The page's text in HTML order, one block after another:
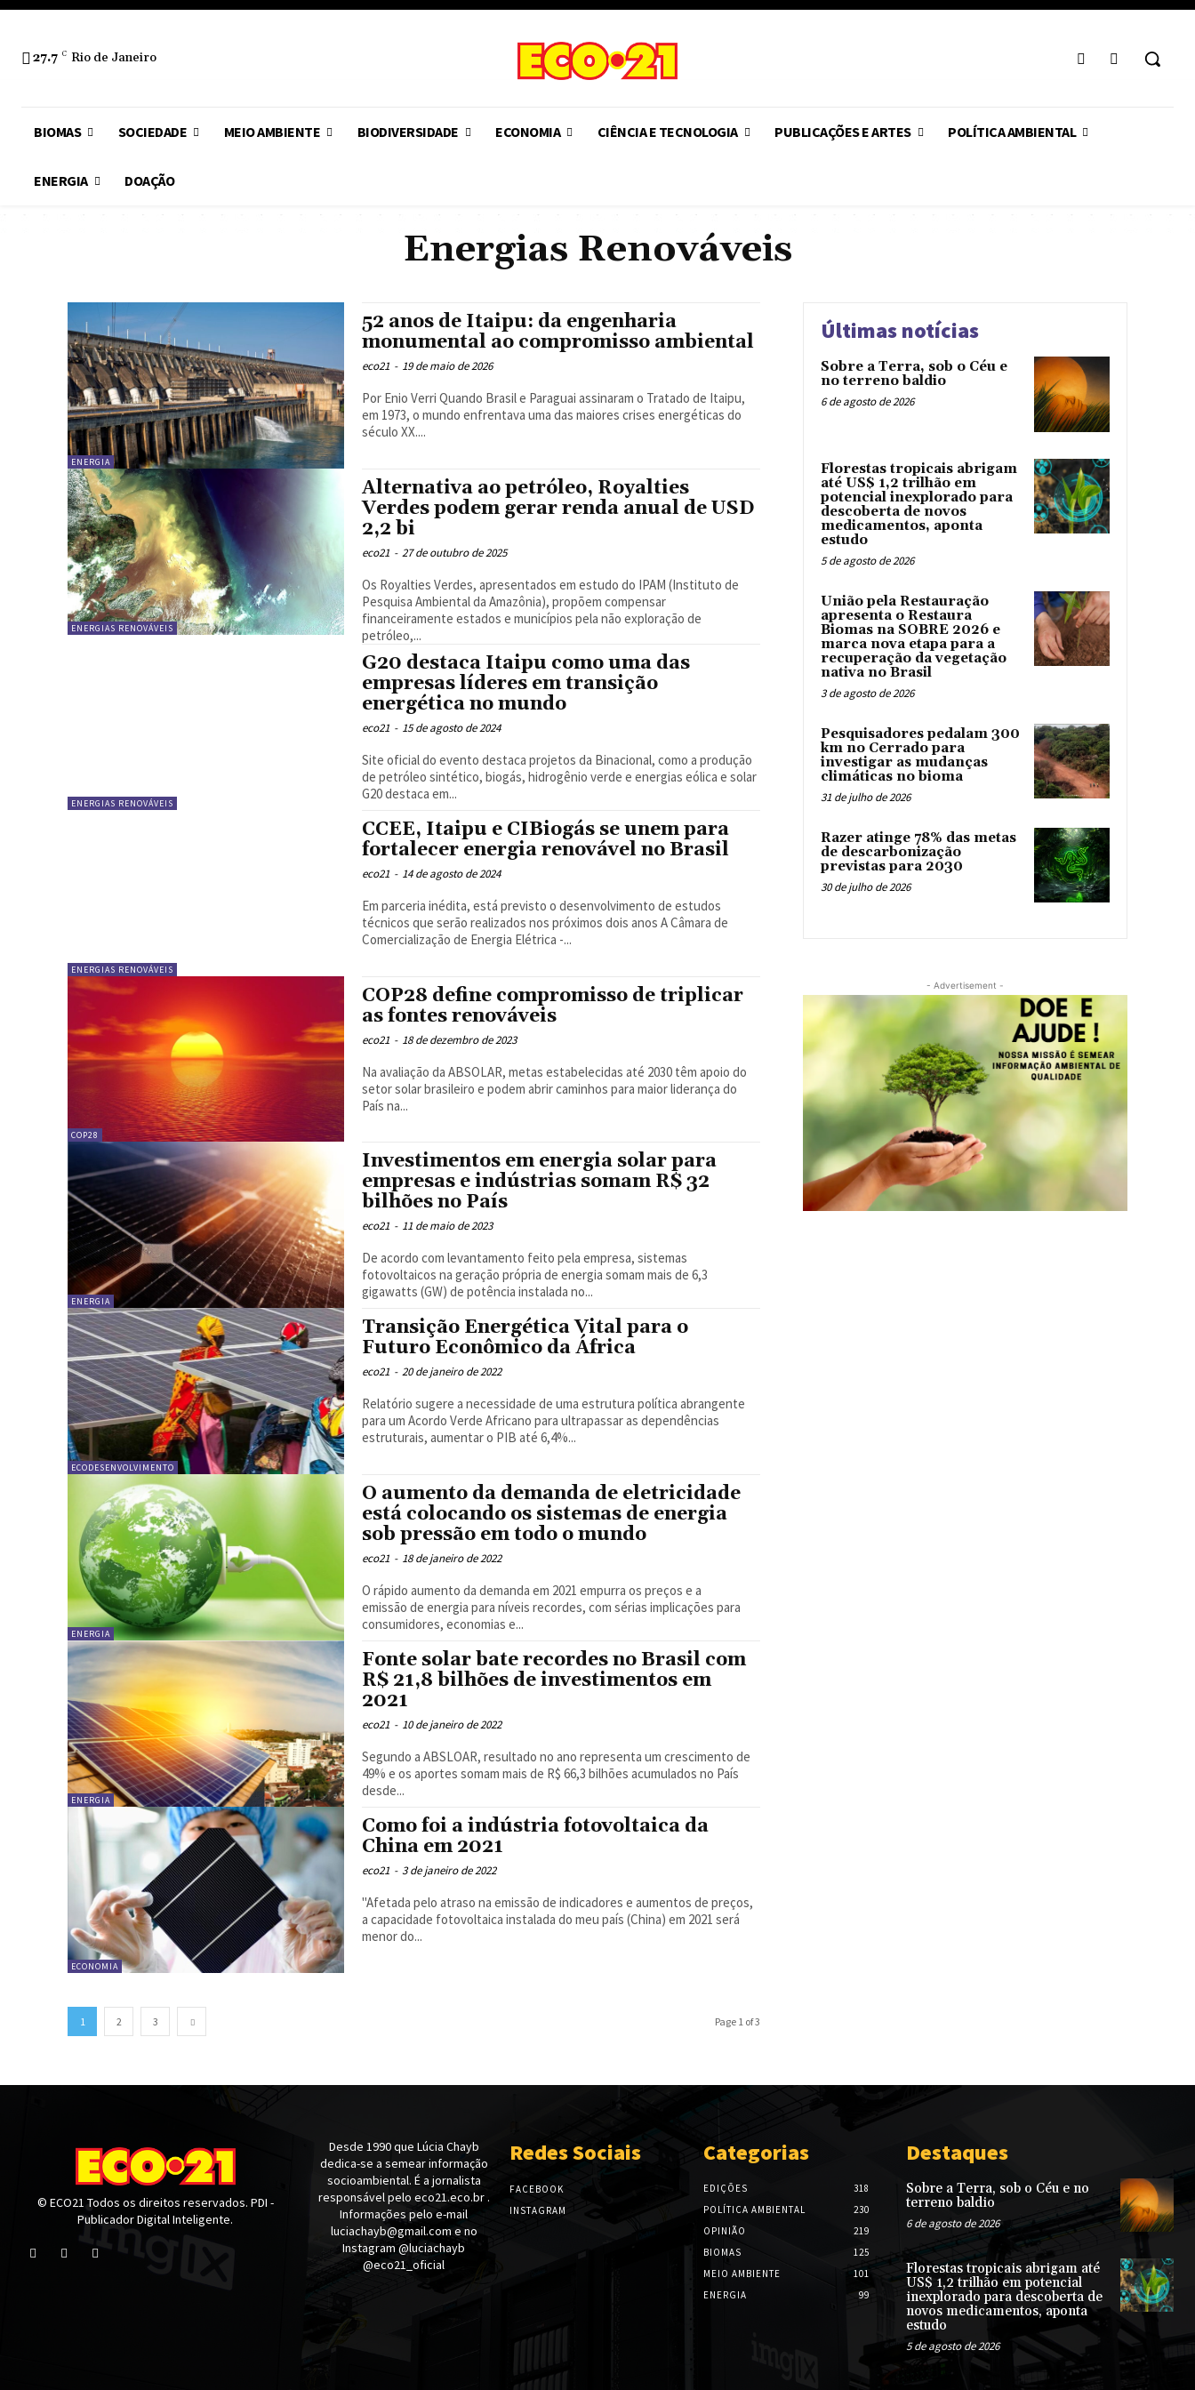
27.7 C Rio de Janeiro
BIOMAS SOCIEDADE MEIO AMBIENTE BIODIVERSIDADE ECONOMIA CIÊNCIA E TECNOLOGIA PUBLICAÇÕES E ARTES POLÍTICA AMBIENTAL
ENERGIA DOAÇÃO
Energias Renováveis
ENERGIA
52 anos de Itaipu: da engenharia
monumental ao compromisso ambiental
eco21 - 19 de maio de 2026
Por Enio Verri Quando Brasil e Paraguai assinaram o Tratado de Itaipu,
em 1973, o mundo enfrentava uma das maiores crises energéticas do
século XX....
ENERGIAS RENOVÁVEIS
Alternativa ao petróleo, Royalties
Verdes podem gerar renda anual de USD
2,2 bi
eco21 - 27 de outubro de 2025
Os Royalties Verdes, apresentados em estudo do IPAM (Instituto de
Pesquisa Ambiental da Amazônia), propõem compensar
financeiramente estados e municípios pela não exploração de
petróleo,...
ENERGIAS RENOVÁVEIS
G20 destaca Itaipu como uma das
empresas líderes em transição
energética no mundo
eco21 - 15 de agosto de 2024
Site oficial do evento destaca projetos da Binacional, como a produção
de petróleo sintético, biogás, hidrogênio verde e energias eólica e solar
G20 destaca em...
ENERGIAS RENOVÁVEIS
CCEE, Itaipu e CIBiogás se unem para
fortalecer energia renovável no Brasil
eco21 - 14 de agosto de 2024
Em parceria inédita, está previsto o desenvolvimento de estudos
técnicos que serão realizados nos próximos dois anos A Câmara de
Comercialização de Energia Elétrica -...
COP28
COP28 define compromisso de triplicar
as fontes renováveis
eco21 - 18 de dezembro de 2023
Na avaliação da ABSOLAR, metas estabelecidas até 2030 têm apoio do
setor solar brasileiro e podem abrir caminhos para maior liderança do
País na...
ENERGIA
Investimentos em energia solar para
empresas e indústrias somam R$ 32
bilhões no País
eco21 - 11 de maio de 2023
De acordo com levantamento feito pela empresa, sistemas
fotovoltaicos na geração própria de energia somam mais de 6,3
gigawatts (GW) de potência instalada no...
ECODESENVOLVIMENTO
Transição Energética Vital para o
Futuro Econômico da África
eco21 - 20 de janeiro de 2022
Relatório sugere a necessidade de uma estrutura política abrangente
para um Acordo Verde Africano para ultrapassar as dependências
estruturais, aumentar o PIB até 6,4%...
ENERGIA
O aumento da demanda de eletricidade
está colocando os sistemas de energia
sob pressão em todo o mundo
eco21 - 18 de janeiro de 2022
O rápido aumento da demanda em 2021 empurra os preços e a
emissão de energia para níveis recordes, com sérias implicações para
consumidores, economias e...
ENERGIA
Fonte solar bate recordes no Brasil com
R$ 21,8 bilhões de investimentos em
2021
eco21 - 10 de janeiro de 2022
Segundo a ABSLOAR, resultado no ano representa um crescimento de
49% e os aportes somam mais de R$ 66,3 bilhões acumulados no País
desde...
ECONOMIA
Como foi a indústria fotovoltaica da
China em 2021
eco21 - 3 de janeiro de 2022
"Afetada pelo atraso na emissão de indicadores e aumentos de preços,
a capacidade fotovoltaica instalada do meu país (China) em 2021 será
menor do...
1 2 3 Page 1 of 3
Últimas notícias
Sobre a Terra, sob o Céu e
no terreno baldio
6 de agosto de 2026
Florestas tropicais abrigam
até US$ 1,2 trilhão em
potencial inexplorado para
descoberta de novos
medicamentos, aponta
estudo
5 de agosto de 2026
União pela Restauração
apresenta o Restaura
Biomas na SOBRE 2026 e
marca nova etapa para a
recuperação da vegetação
nativa no Brasil
3 de agosto de 2026
Pesquisadores pedalam 300
km no Cerrado para
investigar as mudanças
climáticas no bioma
31 de julho de 2026
Razer atinge 78% das metas
de descarbonização
previstas para 2030
30 de julho de 2026
- Advertisement -
© ECO21 Todos os direitos reservados. PDI -
Publicador Digital Inteligente.
Desde 1990 que Lúcia Chayb
dedica-se a semear informação
socioambiental. É a jornalista
responsável pelo eco21.eco.br .
Informações pelo e-mail
luciachayb@gmail.com e no
Instagram @luciachayb
@eco21_oficial
Redes Sociais
FACEBOOK
INSTAGRAM
Categorias
EDIÇÕES
318
POLÍTICA AMBIENTAL
230
OPINIÃO
219
BIOMAS
125
MEIO AMBIENTE
101
ENERGIA
99
Destaques
Sobre a Terra, sob o Céu e no
terreno baldio
6 de agosto de 2026
Florestas tropicais abrigam até
US$ 1,2 trilhão em potencial
inexplorado para descoberta de
novos medicamentos, aponta
estudo
5 de agosto de 2026